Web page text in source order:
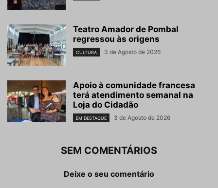
Teatro Amador de Pombal
regressou às origens
CULTURA 3 de Agosto de 2026
Apoio à comunidade francesa
terá atendimento semanal na
Loja do Cidadão
EM DESTAQUE 3 de Agosto de 2026
SEM COMENTÁRIOS
Deixe o seu comentário